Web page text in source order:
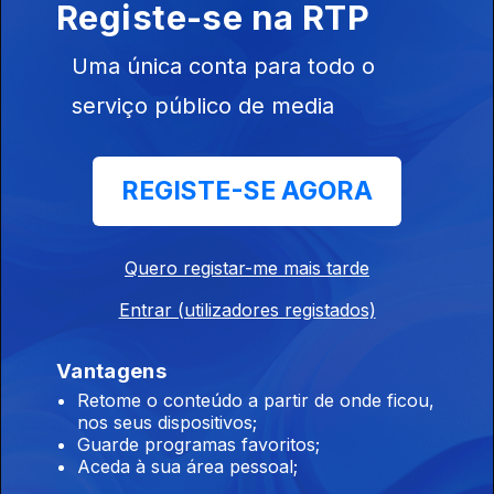
Edição | Lília Almeida
Edição | Lília Almeida
Edição | Lília Almeida
Edição | Lília Almeida
21 jul. 2026
Registe-se na RTP
Uma única conta para todo o
serviço público de media
REGISTE-SE AGORA
Quero registar-me mais tarde
Entrar (utilizadores registados)
Vantagens
Retome o conteúdo a partir de onde ficou,
nos seus dispositivos;
Guarde programas favoritos;
Aceda à sua área pessoal;